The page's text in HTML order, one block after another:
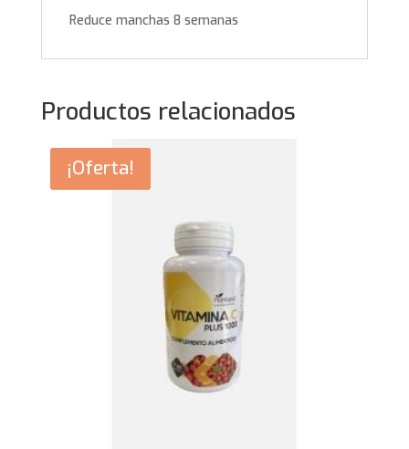
Reduce manchas 8 semanas
Productos relacionados
¡Oferta!